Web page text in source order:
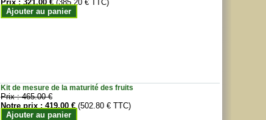
Prix :321.00 € (385.20 € TTC)
Ajouter au panier
Kit de mesure de la maturité des fruits
Prix :465.00 €
Notre prix :419.00 € (502.80 € TTC)
Ajouter au panier